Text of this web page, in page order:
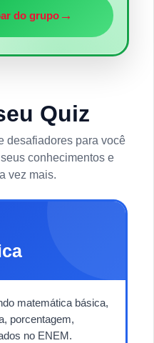
do grupo→
Quiz
desafiadores para você
conhecimentos e
vez mais.
matemática básica,
porcentagem,
no ENEM.